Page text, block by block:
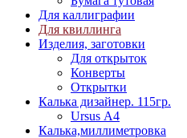
Для каллиграфии
Для квиллинга
Изделия, заготовки
Для открыток
Конверты
Открытки
Калька дизайнер. 115гр.
Ursus А4
Калька,миллиметровка